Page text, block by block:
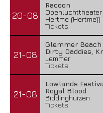
20-08
Racoon
Hertme (Hertme))
Tickets
21-08
Glemmer
Dirty Daddies,
Lemmer
Tickets
21-08
Lowlands
Royal Blood
Biddinghuizen
Tickets